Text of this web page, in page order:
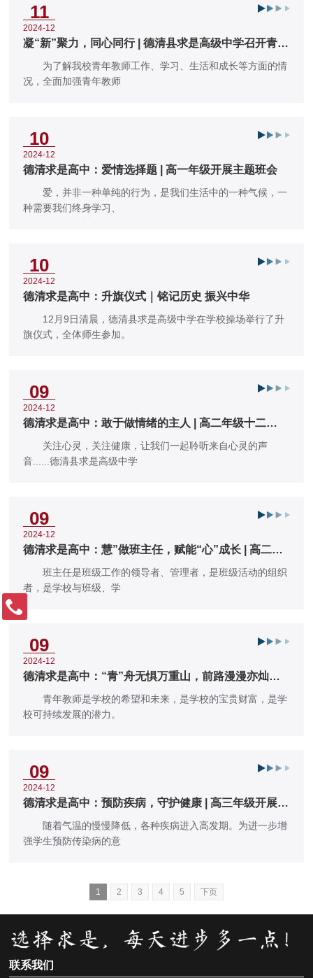
11
2024-12
凝“新”聚力，同心同行 | 德清县求是高级中学召开青年
教师座谈会
为了解我校青年教师工作、学习、生活和成长等方面的情
况，全面加强青年教师
10
2024-12
德清求是高中：爱情选择题 | 高一年级开展主题班会
爱，并非一种单纯的行为，是我们生活中的一种气候，一
种需要我们终身学习、
10
2024-12
德清求是高中：升旗仪式｜铭记历史 振兴中华
12月9日清晨，德清县求是高级中学在学校操场举行了升
旗仪式，全体师生参加。
09
2024-12
德清求是高中：敢于做情绪的主人 | 高二年级十二
月“心灵之声”校园广播
关注心灵，关注健康，让我们一起聆听来自心灵的声
音......德清县求是高级中学
09
2024-12
德清求是高中：慧”做班主任，赋能“心”成长 | 高二年
级召开班主任培训会
班主任是班级工作的领导者、管理者，是班级活动的组织
者，是学校与班级、学
09
2024-12
德清求是高中：“青”舟无惧万重山，前路漫漫亦灿灿 |
国美部开展第七次青年
青年教师是学校的希望和未来，是学校的宝贵财富，是学
校可持续发展的潜力。
09
2024-12
德清求是高中：预防疾病，守护健康 | 高三年级开展主
题班会
随着气温的慢慢降低，各种疾病进入高发期。为进一步增
强学生预防传染病的意
1 2 3 4 5 下页
联系我们